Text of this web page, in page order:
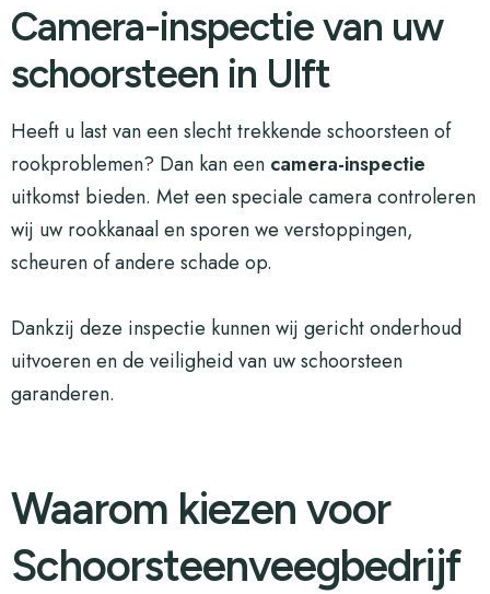
Camera-inspectie van uw
schoorsteen in Ulft
Heeft u last van een slecht trekkende schoorsteen of
rookproblemen? Dan kan een camera-inspectie
uitkomst bieden. Met een speciale camera controleren
wij uw rookkanaal en sporen we verstoppingen,
scheuren of andere schade op.
Dankzij deze inspectie kunnen wij gericht onderhoud
uitvoeren en de veiligheid van uw schoorsteen
garanderen.
Waarom kiezen voor
Schoorsteenveegbedrijf